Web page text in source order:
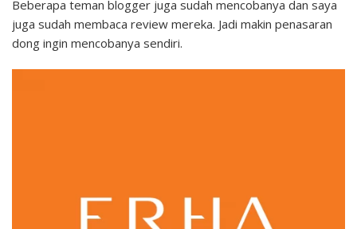
Beberapa teman blogger juga sudah mencobanya dan saya
juga sudah membaca review mereka. Jadi makin penasaran
dong ingin mencobanya sendiri.